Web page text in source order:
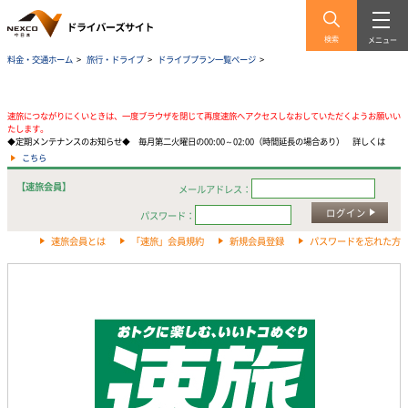
検索 メニュー
料金・交通ホーム > 旅行・ドライブ > ドライブプラン一覧ページ >
速旅につながりにくいときは、一度ブラウザを閉じて再度速旅へアクセスしなおしていただくようお願いい
たします。
◆定期メンテナンスのお知らせ◆ 毎月第二火曜日の00:00～02:00（時間延長の場合あり） 詳しくは
こちら
【速旅会員】
メールアドレス：
パスワード：
ログイン
速旅会員とは 「速旅」会員規約 新規会員登録 パスワードを忘れた方